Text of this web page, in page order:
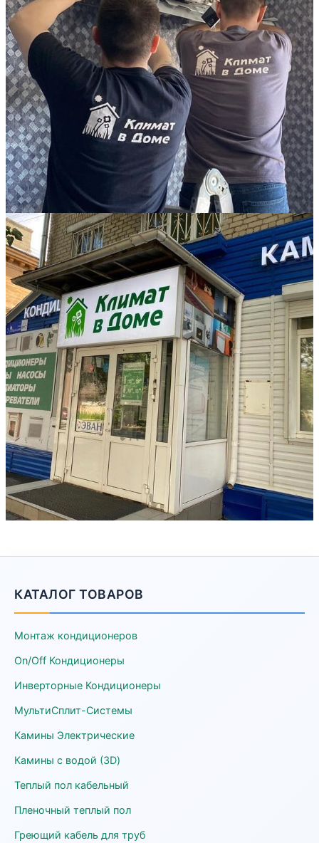
КАТАЛОГ ТОВАРОВ
Монтаж кондиционеров
On/Off Кондиционеры
Инверторные Кондиционеры
МультиСплит-Системы
Камины Электрические
Камины с водой (3D)
Теплый пол кабельный
Пленочный теплый пол
Греющий кабель для труб